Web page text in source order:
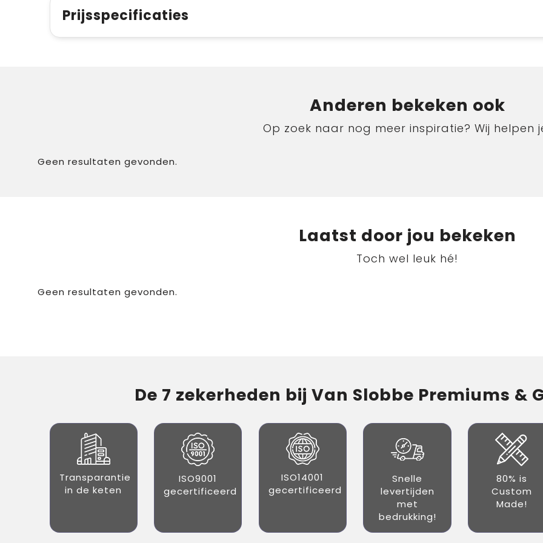
Prijsspecificaties
Anderen bekeken ook
Op zoek naar nog meer inspiratie? Wij helpen
Geen resultaten gevonden.
Laatst door jou bekeken
Toch wel leuk hé!
Geen resultaten gevonden.
De 7 zekerheden bij Van Slobbe Premiums &
Transparantie
in de keten
ISO9001
gecertificeerd
ISO14001
gecertificeerd
Snelle
levertijden
met
bedrukking!
80% is
Custom
Made!